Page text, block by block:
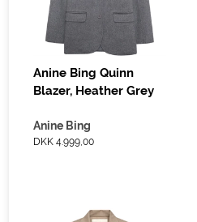
Anine Bing Quinn
Blazer, Heather Grey
Anine Bing
DKK 4.999,00